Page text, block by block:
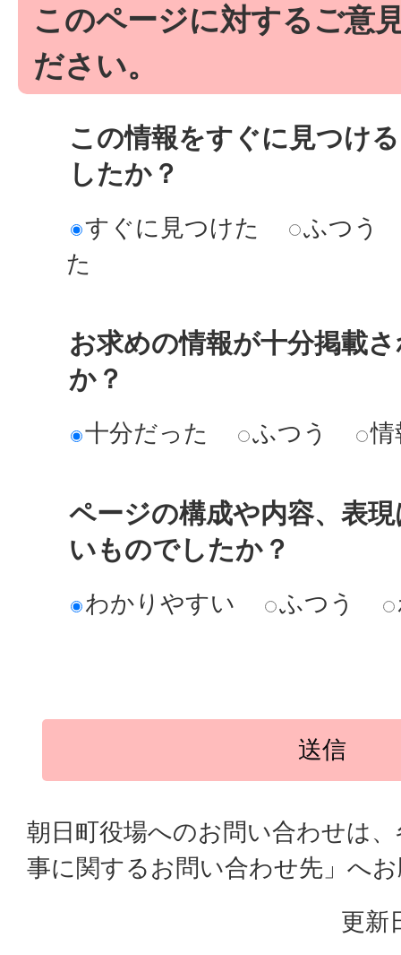
このページに対するご意
ださい。
この情報をすぐに見つけ
したか？
すぐに見つけた
ふつう
た
お求めの情報が十分掲載
か？
十分だった ふつう 情
ページの構成や内容、表
いものでしたか？
わかりやすい ふつう
朝日町役場へのお問い合わせは
事に関するお問い合わせ先」へ
更新